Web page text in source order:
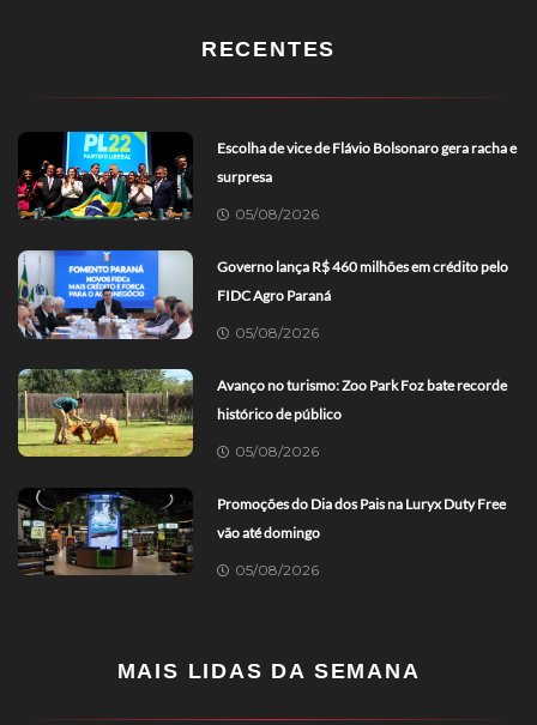
RECENTES
Escolha de vice de Flávio Bolsonaro gera racha e
surpresa
05/08/2026
Governo lança R$ 460 milhões em crédito pelo
FIDC Agro Paraná
05/08/2026
Avanço no turismo: Zoo Park Foz bate recorde
histórico de público
05/08/2026
Promoções do Dia dos Pais na Luryx Duty Free
vão até domingo
05/08/2026
MAIS LIDAS DA SEMANA